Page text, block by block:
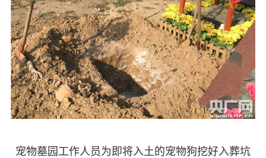
宠物墓园工作人员为即将入土的宠物狗挖好入葬坑